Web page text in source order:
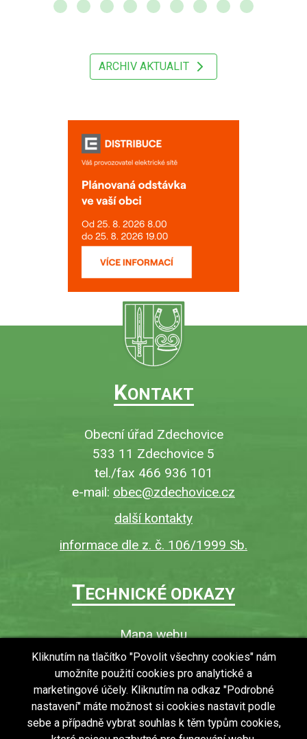
ARCHIV AKTUALIT
KONTAKT
Obecní úřad Zdechovice
533 11 Zdechovice 5
tel./fax 466 936 101
e-mail: obec@zdechovice.cz
další kontakty
informace dle z. č. 106/1999 Sb.
TECHNICKÉ ODKAZY
Mapa webu
O webu
Povinně zveřejňované informace
Ochrana osobních údajů (GDPR)
Vyhledávání
Kliknutím na tlačítko "Povolit všechny cookies" nám
umožníte použití cookies pro analytické a
marketingové účely. Kliknutím na odkaz "Podrobné
nastavení" máte možnost si cookies nastavit podle
sebe a případně vybrat souhlas k těm typům cookies,